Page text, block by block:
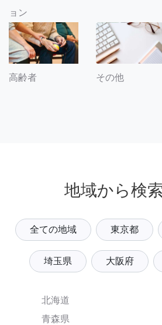
ョン
高齢者 その他
地域から検
全ての地域 東京都
埼玉県 大阪府
北海道
青森県